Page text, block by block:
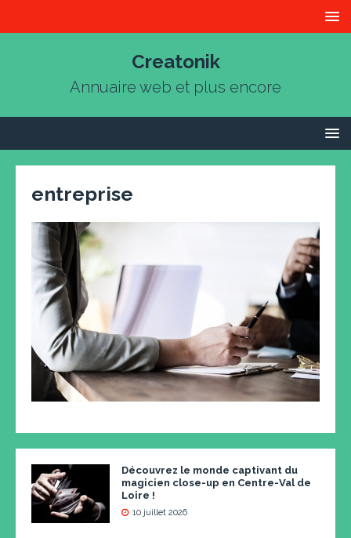
Creatonik
Annuaire web et plus encore
entreprise
Découvrez le monde captivant du
magicien close-up en Centre-Val de
Loire !
10 juillet 2026